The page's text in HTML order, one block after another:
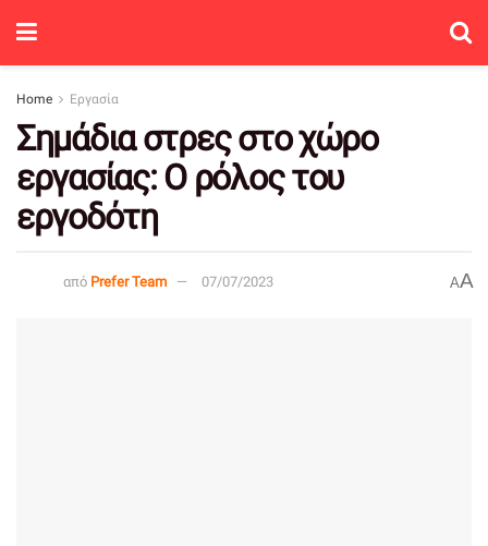
Home Εργασία
Σημάδια στρες στο χώρο
εργασίας: Ο ρόλος του
εργοδότη
από Prefer Team 07/07/2023 AA